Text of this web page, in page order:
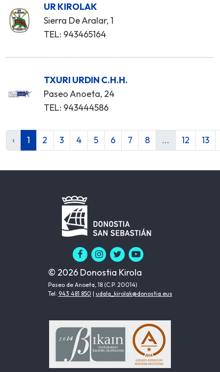
UR KIROLAK
Sierra De Aralar, 1
TEL: 943465164
TXURI URDIN C.H.H.
Paseo Anoeta, 24
TEL: 943444586
‹ 1 2 3 4 5 6 7 8 ... 12 13
© 2026 Donostia Kirola
Paseo de Anoeta, 18 (C.P. 20014)
Tel: 943 481 850 | udala_kirolak@donostia.eus